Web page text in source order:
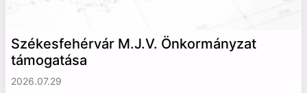
Székesfehérvár M.J.V. Önkormányzat
támogatása
2026.07.29